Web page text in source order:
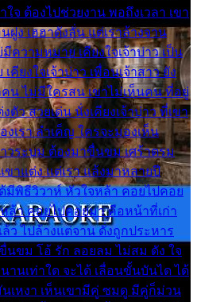
จ ต้องไปช่วยงาน พอถึงเวลา เขา
ง เฮฮาดังลั่น แต่เราล้างจาน
ความหมาย เคียงใจเจ้าบ่าว เป็น
ยงใจเจ้าบ่าว เพื่อนเจ้าสาว ยัง
น ไม่มีใครสน เขาไม่เห็นคน ที่อยู่
ตัว สวยเด่น นั่งเคียงเจ้าบ่าว ที่เขา
งเรา ลำเค็ญ ใครจะมองเห็น
วระบม ต้องมาขื่นขม เศร้าตรม
าแต่ง แต่เรา แล้งมาหลายปี
มีพิธีวิวาห์ หัวใจหล้า คอยไปคอย
ล้า คอยไปคอยมา คือหน้าที่เก่า
ว ไปล้างแต่จาน ดั่งถูกประหาร
นขม โอ้ รัก ลอยลม ไม่สม ดัง ใจ
านเท่าใด จะได้ เลื่อนขั้นบันได ได้
นเหงา เห็นเขามีคู่ ซมดู มีคู่ก็ม่วน